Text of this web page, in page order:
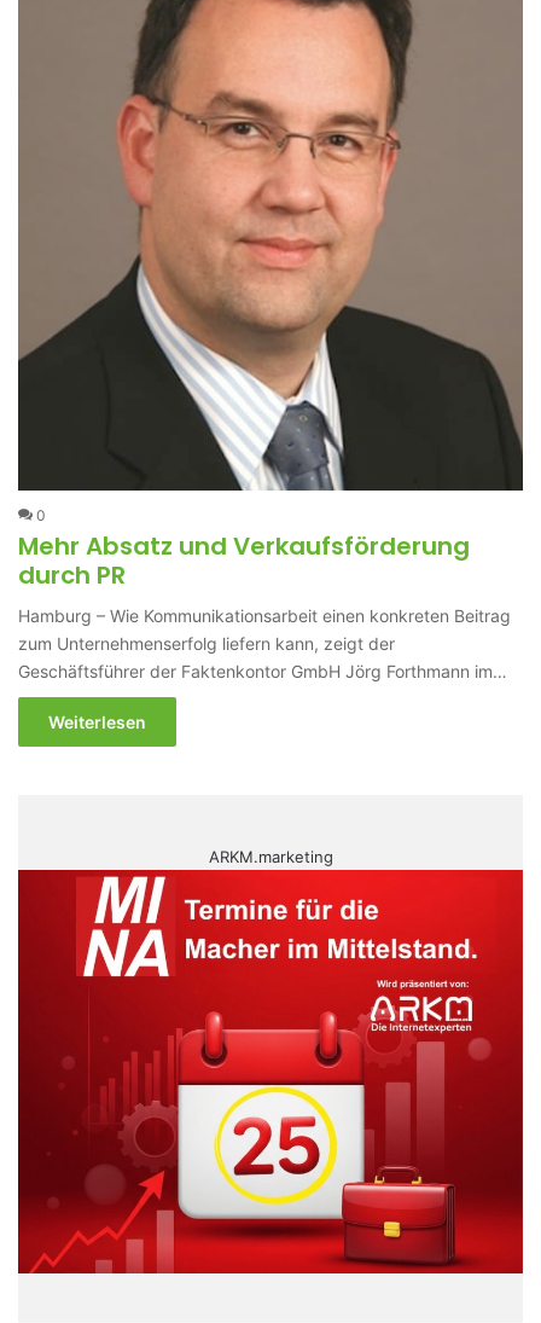
0
Mehr Absatz und Verkaufsförderung
durch PR
Hamburg – Wie Kommunikationsarbeit einen konkreten Beitrag
zum Unternehmenserfolg liefern kann, zeigt der
Geschäftsführer der Faktenkontor GmbH Jörg Forthmann im…
Weiterlesen
ARKM.marketing